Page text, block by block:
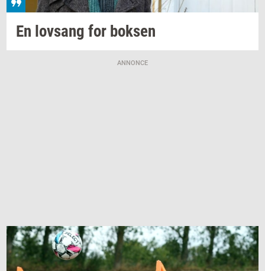
En lovsang for bok­sen
ANNONCE